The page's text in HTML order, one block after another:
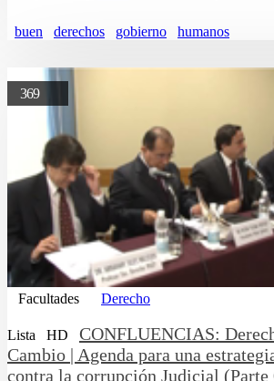
buen derechos gobierno humanos
369
Facultades Derecho
Lista HD
CONFLUENCIAS:
Cambio | Agenda para una
contra la corrupción Judicial (Parte